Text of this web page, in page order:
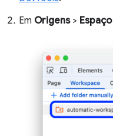
Em Origens>